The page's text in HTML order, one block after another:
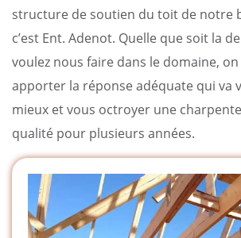
structure de soutien du toit de notre
c’est Ent. Adenot. Quelle que soit la
voulez nous faire dans le domaine,
apporter la réponse adéquate qui va
mieux et vous octroyer une
qualité pour plusieurs années.